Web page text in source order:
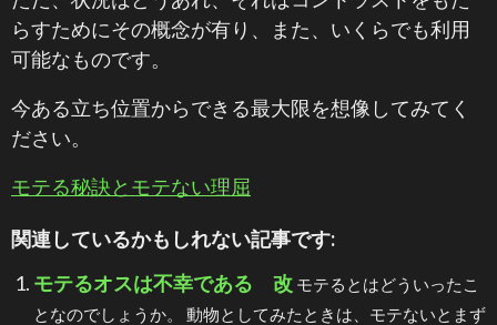
らすためにその概念が有り、また、いくらでも利用
可能なものです。
今ある立ち位置からできる最大限を想像してみてく
ださい。
モテる秘訣とモテない理屈
関連しているかもしれない記事です:
モテるオスは不幸である 改 モテるとはどういったこ
となのでしょうか。 動物としてみたときは、モテないとまず